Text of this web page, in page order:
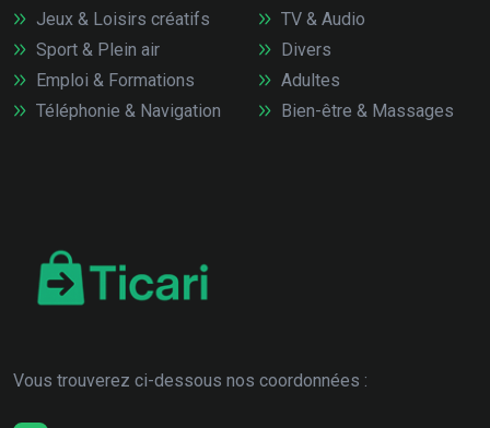
Jeux & Loisirs créatifs
Sport & Plein air
Emploi & Formations
Téléphonie & Navigation
TV & Audio
Divers
Adultes
Bien-être & Massages
Vous trouverez ci-dessous nos coordonnées :